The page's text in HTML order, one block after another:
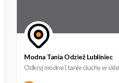
Modna Tania Odzież Lubliniec